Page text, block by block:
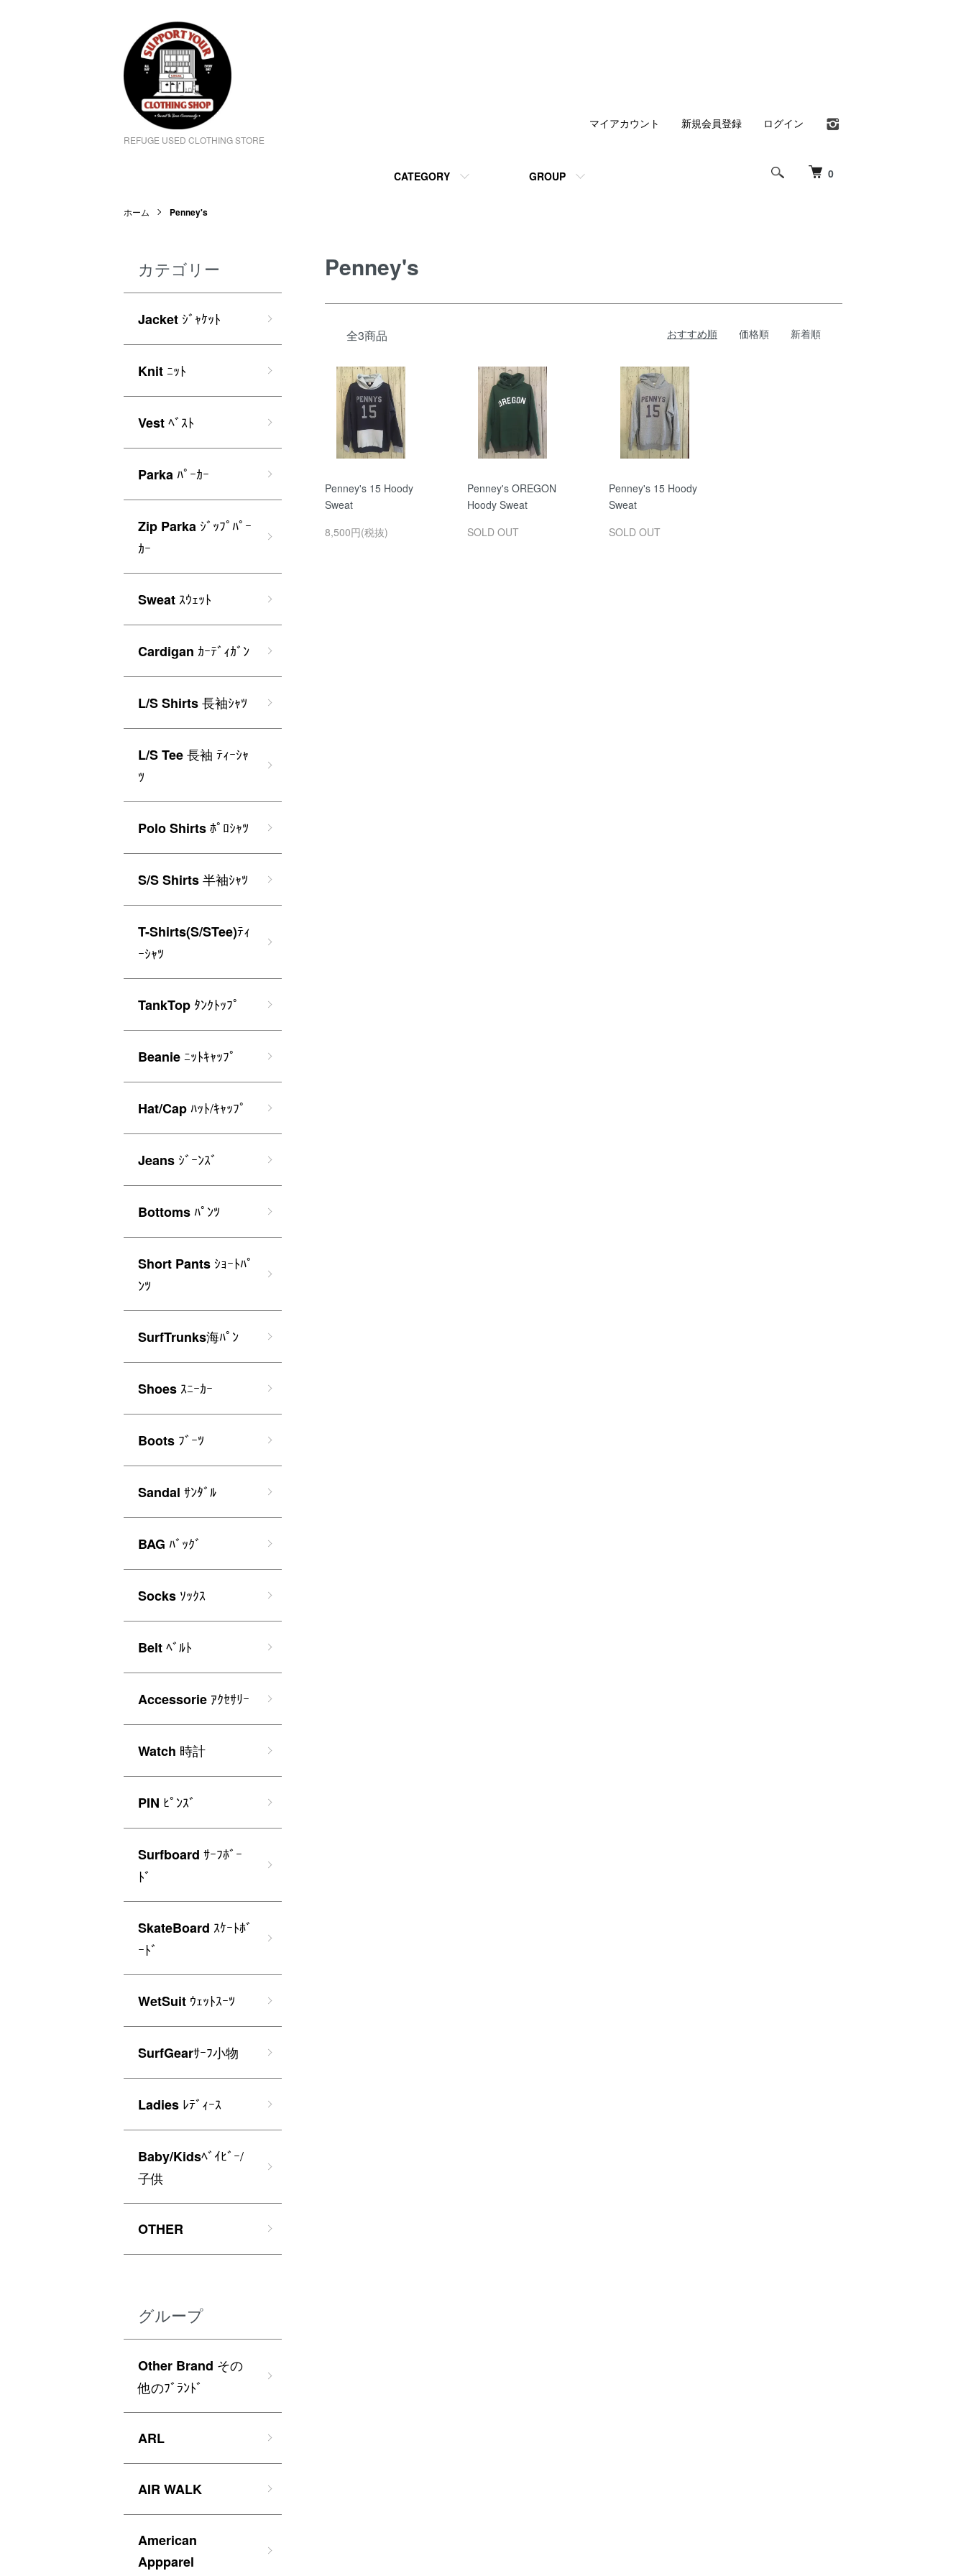
REFUGE USED CLOTHING STORE
0
CATEGORY GROUP
マイアカウント 新規会員登録 ログイン
ホーム Penney's
Penney's
全3商品 おすすめ順 価格順 新着順
Penney's 15 Hoody
Sweat
8,500円(税抜)
Penney's OREGON
Hoody Sweat
SOLD OUT
Penney's 15 Hoody
Sweat
SOLD OUT
カテゴリー
Jacket ｼﾞｬｹｯﾄ
Knitﾆｯﾄ
Vestﾍﾞｽﾄ
Parkaﾊﾟｰｶｰ
Zip Parka ｼﾞｯﾌﾟﾊﾟｰ
ｶｰ
Sweat ｽｳｪｯﾄ
Cardigan ｶｰﾃﾞｨｶﾞﾝ
L/S Shirts長袖ｼｬﾂ
L/S Tee長袖 ﾃｨｰｼｬ
ﾂ
Polo Shirtsﾎﾟﾛｼｬﾂ
S/S Shirts半袖ｼｬﾂ
T-Shirts(S/STee)ﾃｨ
ｰｼｬﾂ
TankTop ﾀﾝｸﾄｯﾌﾟ
Beanieﾆｯﾄｷｬｯﾌﾟ
Hat/Capﾊｯﾄ/ｷｬｯﾌﾟ
Jeans ｼﾞｰﾝｽﾞ
Bottomsﾊﾟﾝﾂ
Short Pants ｼｮｰﾄﾊﾟ
ﾝﾂ
SurfTrunks海ﾊﾟﾝ
Shoes ｽﾆｰｶｰ
Boots ﾌﾞｰﾂ
Sandal ｻﾝﾀﾞﾙ
BAG ﾊﾞｯｸﾞ
Socks ｿｯｸｽ
Beltﾍﾞﾙﾄ
Accessorie ｱｸｾｻﾘｰ
Watch 時計
PIN ﾋﾟﾝｽﾞ
Surfboard ｻｰﾌﾎﾞｰ
ﾄﾞ
SkateBoard ｽｹｰﾄﾎﾞ
ｰﾄﾞ
WetSuit ｳｪｯﾄｽｰﾂ
SurfGearｻｰﾌ小物
Ladies ﾚﾃﾞｨｰｽ
Baby/Kidsﾍﾞｲﾋﾞｰ/
子供
OTHER
グループ
Other Brand その
他のﾌﾞﾗﾝﾄﾞ
ARL
AIR WALK
American
Appparel